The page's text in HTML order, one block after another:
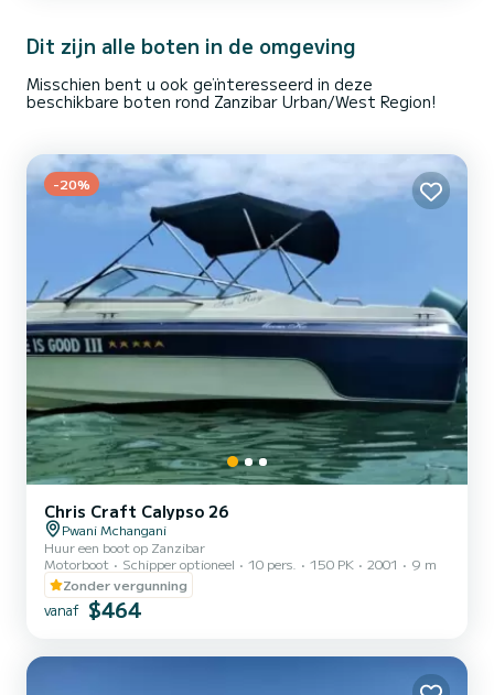
Dit zijn alle boten in de omgeving
Misschien bent u ook geïnteresseerd in deze
beschikbare boten rond Zanzibar Urban/West Region!
-20%
Chris Craft Calypso 26
Pwani Mchangani
Huur een boot op Zanzibar
Motorboot
Schipper optioneel 10 pers. 150 PK 2001
9 m
Zonder vergunning
vanaf $464